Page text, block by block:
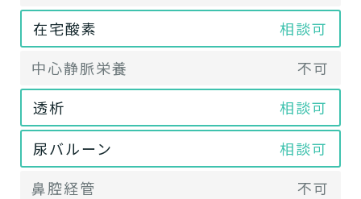
在宅酸素
相談可
中心静脈栄養
不可
透析
相談可
尿バルーン
相談可
鼻腔経管
不可